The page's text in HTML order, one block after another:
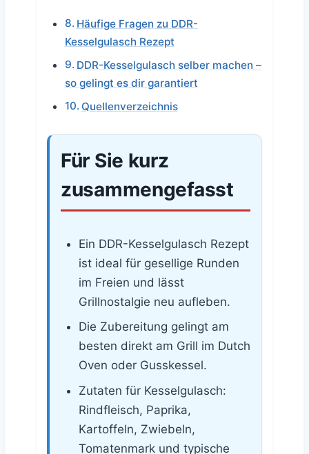
Häufige Fragen zu DDR-
Kesselgulasch Rezept
DDR-Kesselgulasch selber machen –
so gelingt es dir garantiert
Quellenverzeichnis
Für Sie kurz
zusammengefasst
Ein DDR-Kesselgulasch Rezept
ist ideal für gesellige Runden
im Freien und lässt
Grillnostalgie neu aufleben.
Die Zubereitung gelingt am
besten direkt am Grill im Dutch
Oven oder Gusskessel.
Zutaten für Kesselgulasch:
Rindfleisch, Paprika,
Kartoffeln, Zwiebeln,
Tomatenmark und typische